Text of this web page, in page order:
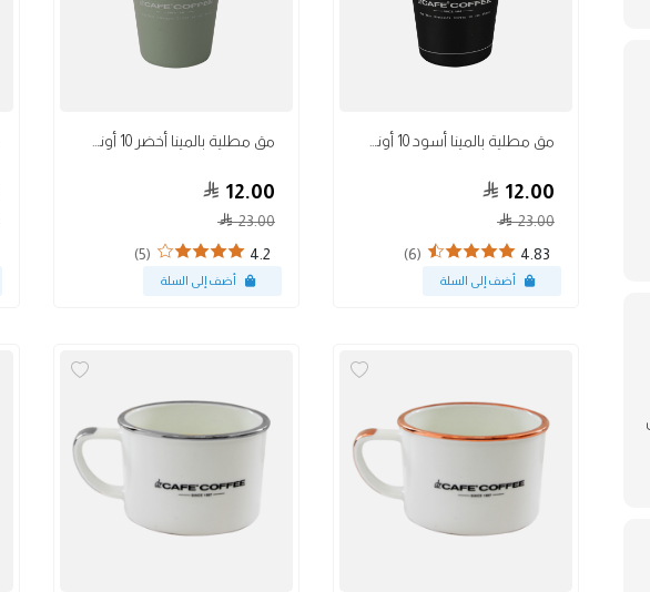
12.00
23.00
4.83
(6)
12.00
23.00
4.2
(5)